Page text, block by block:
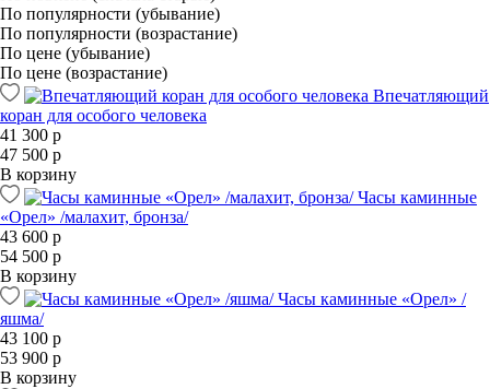
По популярности (убывание)
По популярности (возрастание)
По цене (убывание)
По цене (возрастание)
Впечатляющий
коран для особого человека
41 300 р
47 500 р
В корзину
Часы каминные
«Орел» /малахит, бронза/
43 600 р
54 500 р
В корзину
Часы каминные «Орел» /
яшма/
43 100 р
53 900 р
В корзину